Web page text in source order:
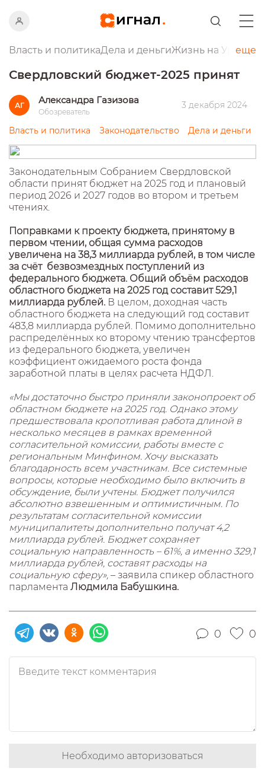
Власть и политикаДела и деньгиЖизнь на Урале
еще
Свердловский бюджет-2025 принят
АГ Александра Газизова
Обозреватель
3 декабря 2024
Власть и политика Законодательство Дела и деньги
Законодательным Собранием Свердловской
области принят бюджет на 2025 год и плановый
период 2026 и 2027 годов во втором и третьем
чтениях.
Поправками к проекту бюджета, принятому в
первом чтении, общая сумма расходов
увеличена на 38,3 миллиарда рублей, в том числе
за счёт безвозмездных поступлений из
федерального бюджета. Общий объём расходов
областного бюджета на 2025 год составит 529,1
миллиарда рублей. В целом, доходная часть
областного бюджета на следующий год составит
483,8 миллиарда рублей. Помимо дополнительно
распределённых ко второму чтению трансфертов
из федерального бюджета, увеличен
коэффициент ожидаемого роста фонда
заработной платы в целях расчета НДФЛ.
«Мы достаточно быстро приняли законопроект об
областном бюджете на 2025 год. Однако этому
предшествовала кропотливая работа длиной в
несколько месяцев в рамках временной
согласительной комиссии, работы вместе с
региональным Минфином. Хочу высказать
благодарность всем участникам. Все системные
вопросы, которые необходимо было включить в
обсуждение, были учтены. Бюджет получился
абсолютно взвешенным и оптимистичным. По
результатам согласительной комиссии
муниципалитеты дополнительно получат 4,2
миллиарда рублей. Бюджет сохраняет
социальную направленность – 61%, а именно 329,1
миллиарда рублей, составят расходы на
социальную сферу», – заявила спикер областного
парламента Людмила Бабушкина.
0 0
Необходимо авторизоваться